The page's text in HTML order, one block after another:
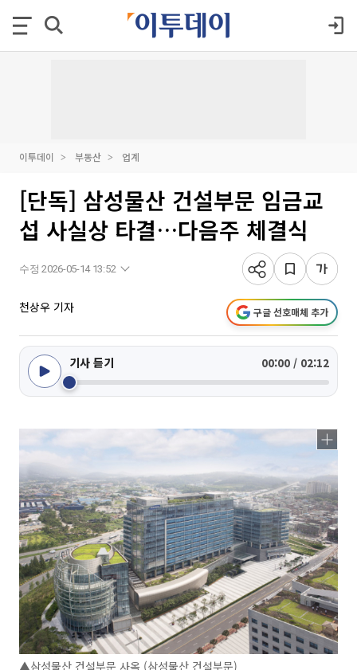
이투데이 부동산 업계
[단독] 삼성물산 건설부문 임금교
섭 사실상 타결…다음주 체결식
수정 2026-05-14 13:52
천상우 기자 구글 선호매체 추가
기사 듣기 00:00 / 02:12
▲삼성물산 건설부문 사옥 (삼성물산 건설부문)